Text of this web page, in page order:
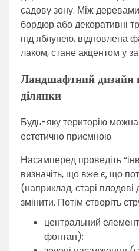
садову зону. Між деревами
бордюр або декоративні
під яблунею, відновлена
лаком, стане акцентом у
Ландшафтний дизайн
ділянки
Будь-яку територію
естетично приємною.
Насамперед проведіть
визначіть, що вже є, що
(наприклад, старі
змінити. Потім створіть
центральний
фонтан);